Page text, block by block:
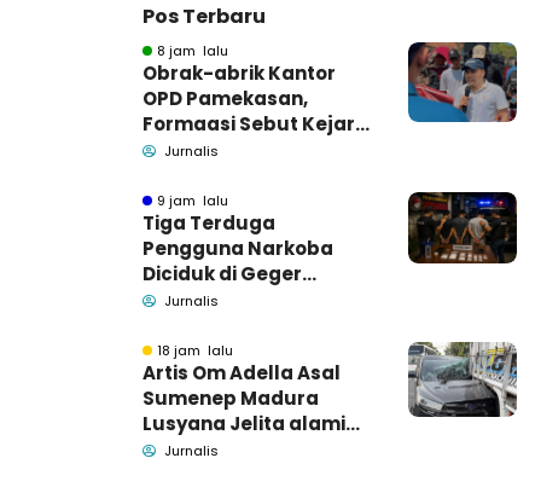
Pos Terbaru
8 jam lalu
Obrak-abrik Kantor
OPD Pamekasan,
Formaasi Sebut Kejari
Pamekasan
Jurnalis
9 jam lalu
Tiga Terduga
Pengguna Narkoba
Diciduk di Geger
Bangkalan, Polisi Masih
Barang Bukti
Jurnalis
18 jam lalu
Artis Om Adella Asal
Sumenep Madura
Lusyana Jelita alami
kecelakaan di Wonogiri
Jurnalis